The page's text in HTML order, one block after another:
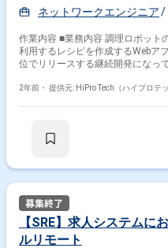
ネットワークエンジニア
作業内容 ■業務内容 調理ロボット
利用するレシピを作成するWebア
位でリリースする継続開発になっ
す。現在フロンントエンドのプロ
エンド・インフラ・テスト) ■会社
2年前・ 提供元: HiPro Tech（ハイプロテッ
【SRE】求人システムに
ルリモート